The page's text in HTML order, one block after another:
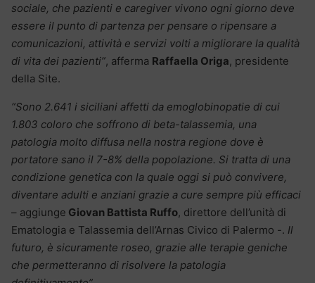
sociale, che pazienti e caregiver vivono ogni giorno deve
essere il punto di partenza per pensare o ripensare a
comunicazioni, attività e servizi volti a migliorare la qualità
di vita dei pazienti”, afferma Raffaella Origa, presidente
della Site.
“Sono 2.641 i siciliani affetti da emoglobinopatie di cui
1.803 coloro che soffrono di beta-talassemia, una
patologia molto diffusa nella nostra regione dove è
portatore sano il 7-8% della popolazione. Si tratta di una
condizione genetica con la quale oggi si può convivere,
diventare adulti e anziani grazie a cure sempre più efficaci
– aggiunge Giovan Battista Ruffo, direttore dell’unità di
Ematologia e Talassemia dell’Arnas Civico di Palermo -. Il
futuro, è sicuramente roseo, grazie alle terapie geniche
che permetteranno di risolvere la patologia